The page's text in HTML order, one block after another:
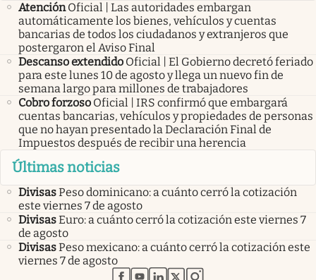
Atención Oficial | Las autoridades embargan
automáticamente los bienes, vehículos y cuentas
bancarias de todos los ciudadanos y extranjeros que
postergaron el Aviso Final
Descanso extendido Oficial | El Gobierno decretó feriado
para este lunes 10 de agosto y llega un nuevo fin de
semana largo para millones de trabajadores
Cobro forzoso Oficial | IRS confirmó que embargará
cuentas bancarias, vehículos y propiedades de personas
que no hayan presentado la Declaración Final de
Impuestos después de recibir una herencia
Últimas noticias
DivisasPeso dominicano: a cuánto cerró la cotización
este viernes 7 de agosto
DivisasEuro: a cuánto cerró la cotización este viernes 7
de agosto
DivisasPeso mexicano: a cuánto cerró la cotización este
viernes 7 de agosto
abre en nueva pestaña
abre en nueva pestaña
abre en nueva pestaña
abre en nueva pestaña
abre en nueva pestaña